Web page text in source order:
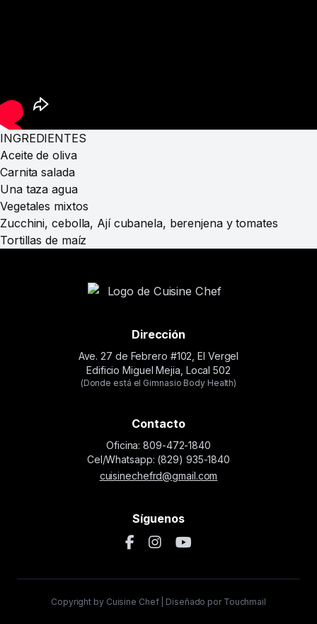
INGREDIENTES
Aceite de oliva
Carnita salada
Una taza agua
Vegetales mixtos
Zucchini, cebolla, Ají cubanela, berenjena y tomates
Tortillas de maíz
Dirección
Ave. 27 de Febrero #102, El Vergel
Edificio Miguel Mejia, Local 502
(Donde está el Gimnasio Body Health)
Contacto
Oficina: 809-472-1840
Cel/Whatsapp: (829) 935-1840
cuisinechefrd@gmail.com
Síguenos
Copyright by Cuisine Chef | Diseñado por Touchmail